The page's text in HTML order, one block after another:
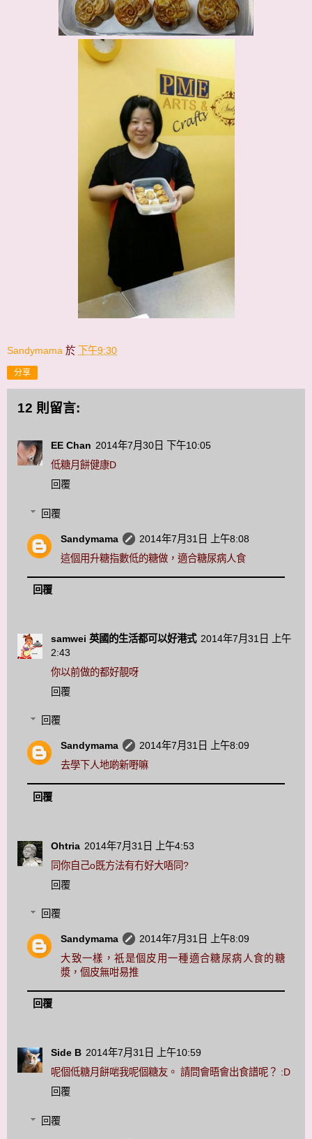
Sandymama 於 下午9:30
分享
12 則留言:
EE Chan 2014年7月30日 下午10:05
低糖月餅健康D
回覆
回覆
Sandymama
2014年7月31日 上午8:08
這個用升糖指數低的糖做，適合糖尿病人食
回覆
samwei 英國的生活都可以好港式 2014年7月31日 上午
2:43
你以前做的都好靚呀
回覆
回覆
Sandymama
2014年7月31日 上午8:09
去學下人地啲新嘢嘛
回覆
Ohtria 2014年7月31日 上午4:53
同你自己o既方法有冇好大唔同?
回覆
回覆
Sandymama
2014年7月31日 上午8:09
大致一樣，祇是個皮用一種適合糖尿病人食的糖
漿，個皮無咁易推
回覆
Side B 2014年7月31日 上午10:59
呢個低糖月餅啱我呢個糖友。 請問會晤會出食譜呢？ :D
回覆
回覆